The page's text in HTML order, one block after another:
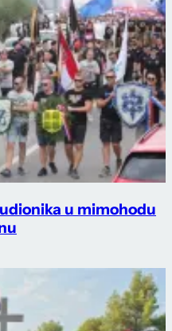
u mimohodu